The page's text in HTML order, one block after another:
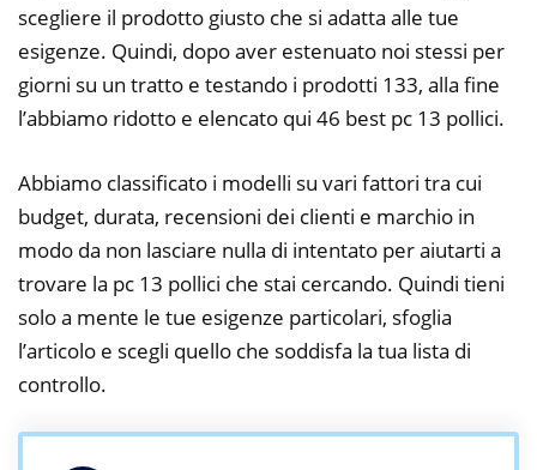
scegliere il prodotto giusto che si adatta alle tue
esigenze. Quindi, dopo aver estenuato noi stessi per
giorni su un tratto e testando i prodotti 133, alla fine
l’abbiamo ridotto e elencato qui 46 best pc 13 pollici.
Abbiamo classificato i modelli su vari fattori tra cui
budget, durata, recensioni dei clienti e marchio in
modo da non lasciare nulla di intentato per aiutarti a
trovare la pc 13 pollici che stai cercando. Quindi tieni
solo a mente le tue esigenze particolari, sfoglia
l’articolo e scegli quello che soddisfa la tua lista di
controllo.